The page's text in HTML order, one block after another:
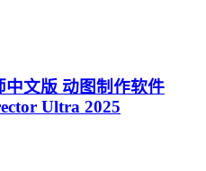
文版 动图制作软件
Ultra 2025